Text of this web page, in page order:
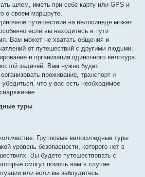
шлем, иметь при себе карту или GPS и
о своем маршруте.
путешествие на велосипеде может
если вы находитесь в пути
Вам может не хватать общения и
от путешествий с другими людьми.
и организация одиночного велотура
задачей. Вам нужно будет
проживание, транспорт и
убедиться, что у вас есть необходимое
туры
Групповые велосипедные туры
уровень безопасности, которого нет в
Вы будете путешествовать с
смогут помочь вам в случае
или если вы заблудитесь.